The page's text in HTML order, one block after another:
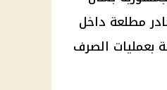
مطلعة داخل
بعمليات الصرف